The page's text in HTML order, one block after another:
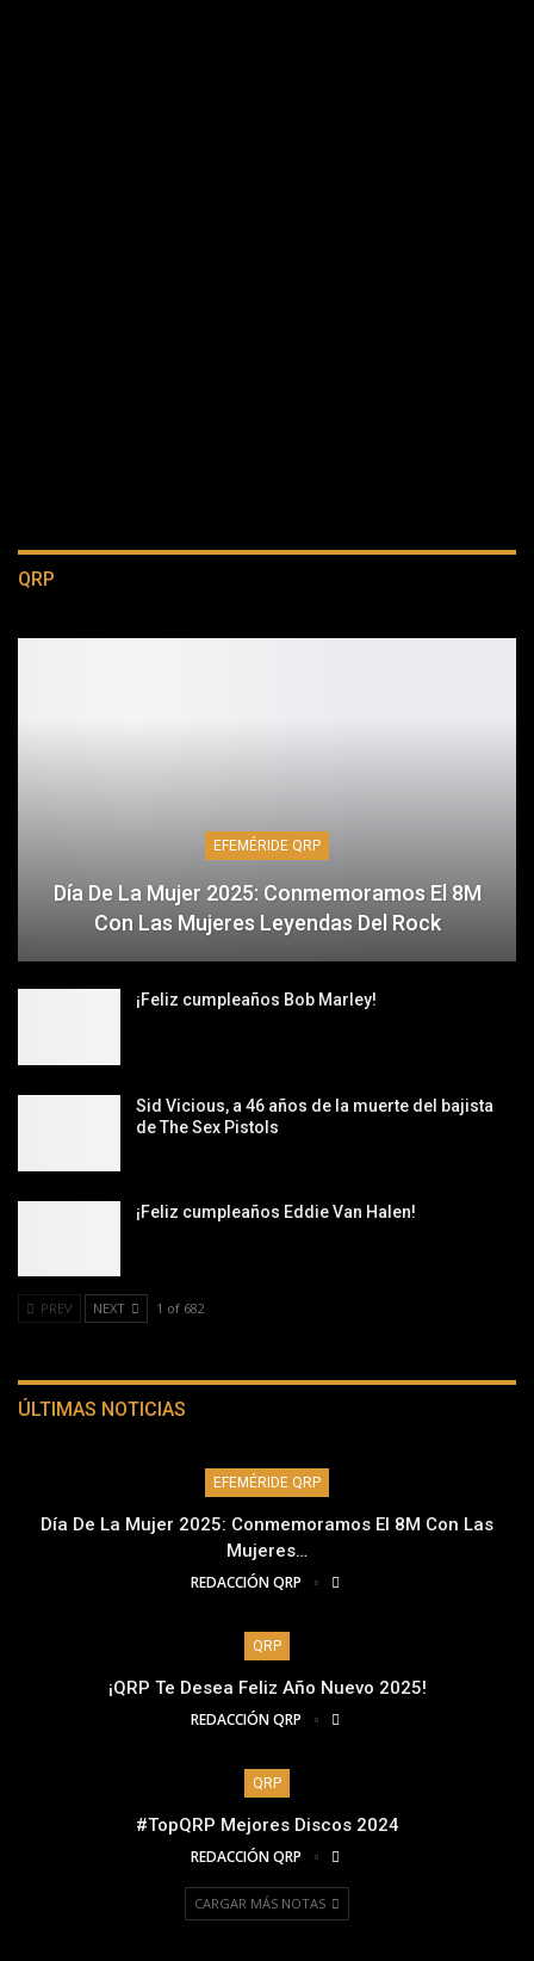
QRP
EFEMÉRIDE QRP
Día De La Mujer 2025: Conmemoramos El 8M
Con Las Mujeres Leyendas Del Rock
¡Feliz cumpleaños Bob Marley!
Sid Vicious, a 46 años de la muerte del bajista
de The Sex Pistols
¡Feliz cumpleaños Eddie Van Halen!
PREV NEXT 1 of 682
ÚLTIMAS NOTICIAS
EFEMÉRIDE QRP
Día De La Mujer 2025: Conmemoramos El 8M Con Las
Mujeres…
REDACCIÓN QRP
QRP
¡QRP Te Desea Feliz Año Nuevo 2025!
REDACCIÓN QRP
QRP
#TopQRP Mejores Discos 2024
REDACCIÓN QRP
CARGAR MÁS NOTAS